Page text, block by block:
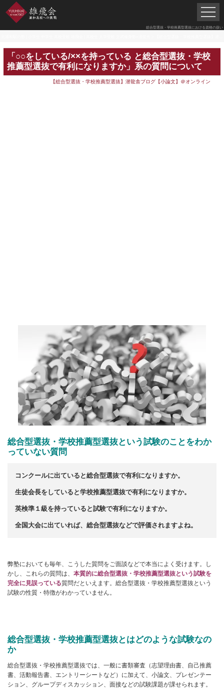
総合型選抜・学校推薦型選抜における資格の扱い
「○○をしている/××を持っている と総合型選抜・学校
推薦型選抜で有利になりますか」系の質問について
【総合型選抜・学校推薦型選抜】潜龍舎ブログ【小論文】＠オンライン
総合型選抜・学校推薦型選抜という試験のことをわか
っていない質問
コンクールに出ていると総合型選抜で有利になりますか。
生徒会長をしていると学校推薦型選抜で有利になりますか。
英検準１級を持っていると試験で有利になりますか。
全国大会に出ていれば、総合型選抜などで評価されますよね。
弊塾においても毎年、こうした質問をご面談などで本当によく受けます。し
かし、これらの質問は、 本質的に総合型選抜・学校推薦型選抜という試験を
完全に見誤っている質問だといえます。総合型選抜・学校推薦型選抜という
試験の性質・特徴がわかっていません。
総合型選抜・学校推薦型選抜とはどのような試験なの
か
総合型選抜・学校推薦型選抜では、一般に書類審査（志望理由書、自己推薦
書、活動報告書、エントリーシートなど）に加えて、小論文、プレゼンテー
ション、グループディスカッション、面接などの試験課題が課せられます。